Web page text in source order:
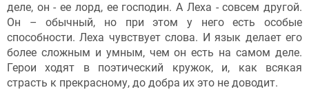
деле, он - ее лорд, ее господин. А Леха - совсем другой.
Он – обычный, но при этом у него есть особые
способности. Леха чувствует слова. И язык делает его
более сложным и умным, чем он есть на самом деле.
Герои ходят в поэтический кружок, и, как всякая
страсть к прекрасному, до добра их это не доводит.